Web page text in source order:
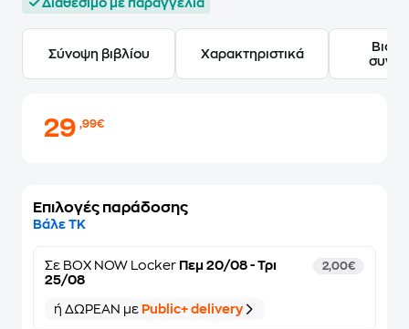
Σύνοψη βιβλίου Χαρακτηριστικά
29,99€
Επιλογές παράδοσης
Βάλε ΤΚ
Σε BOX NOW Locker Πεμ 20/08 - Τρι
25/08
2,00€
ή ΔΩΡΕΑΝ με Public+ delivery